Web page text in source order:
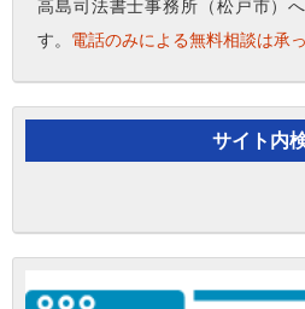
高島司法書士事務所（松戸市）
す。 電話のみによる無料相談は承
サイト内